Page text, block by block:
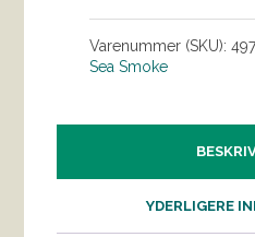
Varenummer (SKU):
Sea Smoke
YDERLIGERE